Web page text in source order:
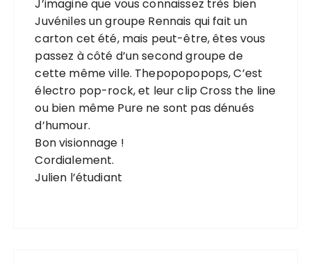
J’imagine que vous connaissez très bien
Juvéniles un groupe Rennais qui fait un
carton cet été, mais peut-être, êtes vous
passez à côté d’un second groupe de
cette même ville. Thepopopopops, C’est
électro pop-rock, et leur clip Cross the line
ou bien même Pure ne sont pas dénués
d’humour.
Bon visionnage !
Cordialement.
Julien l’étudiant